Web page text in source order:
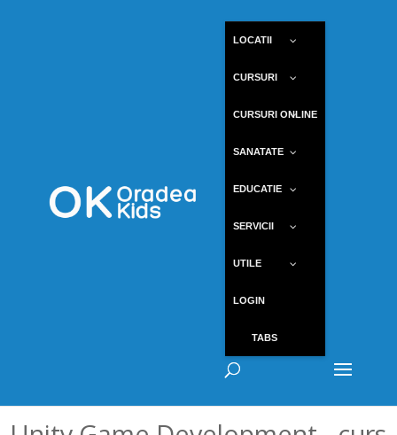
LOCATII
CURSURI
CURSURI ONLINE
SANATATE
EDUCATIE
SERVICII
UTILE
LOGIN
TABS